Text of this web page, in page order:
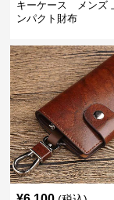
キーケース メンズ
ンパクト財布